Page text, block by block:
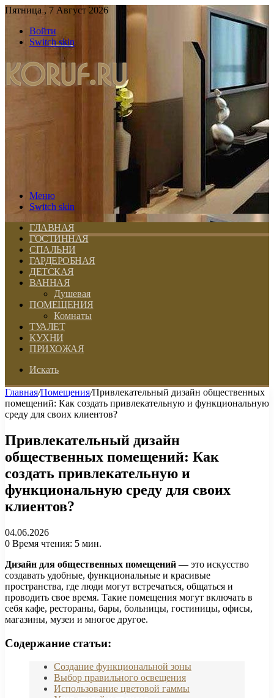
Пятница , 7 Август 2026
Войти
Switch skin
Меню
Switch skin
ГЛАВНАЯ
ГОСТИННАЯ
СПАЛЬНИ
ГАРДЕРОБНАЯ
ДЕТСКАЯ
ВАННАЯ
Душевая
ПОМЕЩЕНИЯ
Комнаты
ТУАЛЕТ
КУХНИ
ПРИХОЖАЯ
Искать
Главная/Помещения/Привлекательный дизайн общественных
помещений: Как создать привлекательную и функциональную
среду для своих клиентов?
Привлекательный дизайн
общественных помещений: Как
создать привлекательную и
функциональную среду для своих
клиентов?
04.06.2026
0 Время чтения: 5 мин.
Дизайн для общественных помещений — это искусство
создавать удобные, функциональные и красивые
пространства, где люди могут встречаться, общаться и
проводить свое время. Такие помещения могут включать в
себя кафе, рестораны, бары, больницы, гостиницы, офисы,
магазины, музеи и многое другое.
Содержание статьи:
Создание функциональной зоны
Выбор правильного освещения
Использование цветовой гаммы